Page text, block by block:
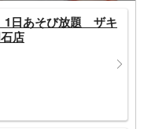
1日あそび放題 ザキ
店